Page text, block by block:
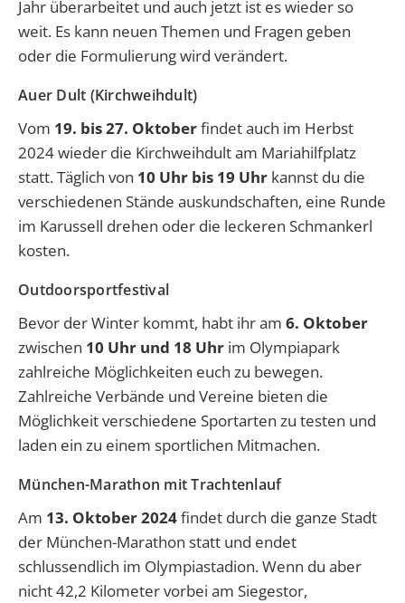
Jahr überarbeitet und auch jetzt ist es wieder so
weit. Es kann neuen Themen und Fragen geben
oder die Formulierung wird verändert.
Auer Dult (Kirchweihdult)
Vom 19. bis 27. Oktoberfindet auch im Herbst
2024 wieder die Kirchweihdult am Mariahilfplatz
statt. Täglich von 10 Uhr bis 19 Uhr kannst du die
verschiedenen Stände auskundschaften, eine Runde
im Karussell drehen oder die leckeren Schmankerl
kosten.
Outdoorsportfestival
Bevor der Winter kommt, habt ihr am 6. Oktober
zwischen 10 Uhr und 18 Uhr im Olympiapark
zahlreiche Möglichkeiten euch zu bewegen.
Zahlreiche Verbände und Vereine bieten die
Möglichkeit verschiedene Sportarten zu testen und
laden ein zu einem sportlichen Mitmachen.
München-Marathon mit Trachtenlauf
Am 13. Oktober 2024findet durch die ganze Stadt
der München-Marathon statt und endet
schlussendlich im Olympiastadion. Wenn du aber
nicht 42,2 Kilometer vorbei am Siegestor,